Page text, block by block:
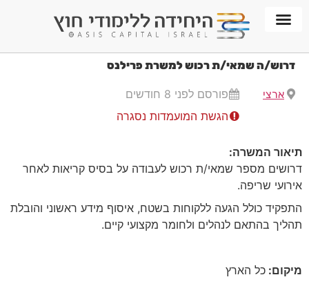
דרוש/ה שמאי/ת רכוש למשרת פרילנס
ארצי
פורסם לפני 8 חודשים
הגשת המועמדות נסגרה
תיאור המשרה:
דרושים מספר שמאי/ת רכוש לעבודה על בסיס קריאות לאחר
אירועי שריפה.
התפקיד כולל הגעה ללקוחות בשטח, איסוף מידע ראשוני והובלת
תהליך בהתאם לנהלים ולחומר מקצועי קיים.
מיקום: כל הארץ